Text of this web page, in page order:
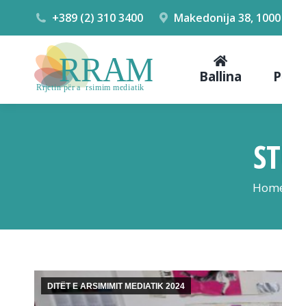
+389 (2) 310 3400 Makedonija 38,
Ballina
You
DITËT E ARSIMIMIT MEDIATIK 2024